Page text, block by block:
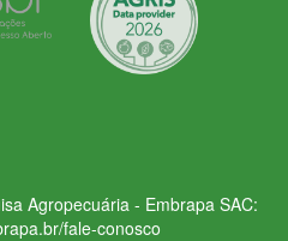
Agropecuária - Embrapa SAC:
fale-conosco